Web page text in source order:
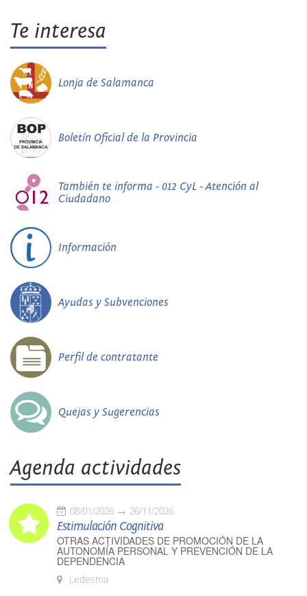
Te interesa
Lonja de Salamanca
Boletín Oficial de la Provincia
También te informa - 012 CyL - Atención al
Ciudadano
Información
Ayudas y Subvenciones
Perfil de contratante
Quejas y Sugerencias
Agenda actividades
08/01/2026 26/11/2026
Estimulación Cognitiva
OTRAS ACTIVIDADES DE PROMOCIÓN DE LA
AUTONOMÍA PERSONAL Y PREVENCIÓN DE LA
DEPENDENCIA
Ledesma